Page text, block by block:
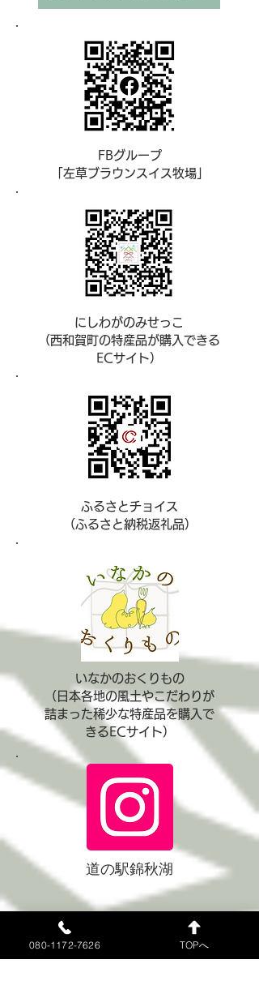
FBグループ
「左草ブラウンスイス牧場」
にしわがのみせっこ
（西和賀町の特産品が購入できる
ECサイト）
ふるさとチョイス
（ふるさと納税返礼品）
いなかのおくりもの
（日本各地の風土やこだわりが
詰まった稀少な特産品を購入で
きるECサイト）
道の駅錦秋湖
080-1172-7626 TOPへ